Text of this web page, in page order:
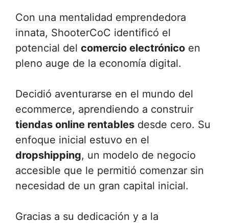
Con una mentalidad emprendedora
innata, ShooterCoC identificó el
potencial del comercio electrónico en
pleno auge de la economía digital.
Decidió aventurarse en el mundo del
ecommerce, aprendiendo a construir
tiendas online rentables desde cero. Su
enfoque inicial estuvo en el
dropshipping, un modelo de negocio
accesible que le permitió comenzar sin
necesidad de un gran capital inicial.
Gracias a su dedicación y a la